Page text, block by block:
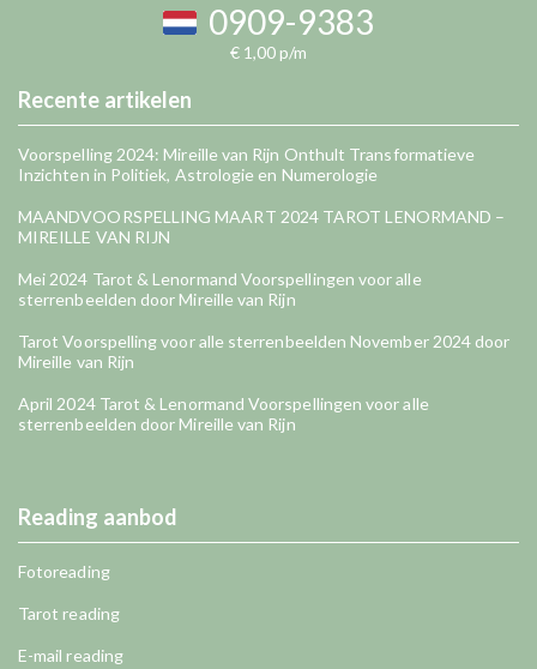
0909-9383
€ 1,00 p/m
Recente artikelen
Voorspelling 2024: Mireille van Rijn Onthult Transformatieve
Inzichten in Politiek, Astrologie en Numerologie
MAANDVOORSPELLING MAART 2024 TAROT LENORMAND –
MIREILLE VAN RIJN
Mei 2024 Tarot & Lenormand Voorspellingen voor alle
sterrenbeelden door Mireille van Rijn
Tarot Voorspelling voor alle sterrenbeelden November 2024 door
Mireille van Rijn
April 2024 Tarot & Lenormand Voorspellingen voor alle
sterrenbeelden door Mireille van Rijn
Reading aanbod
Fotoreading
Tarot reading
E-mail reading